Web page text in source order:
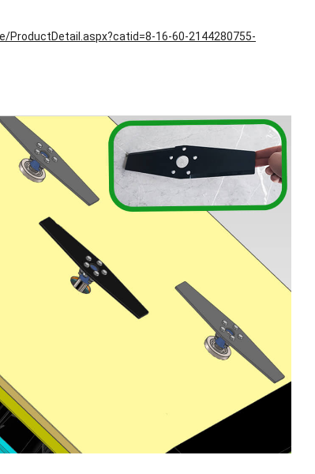
16-60-2144280755-